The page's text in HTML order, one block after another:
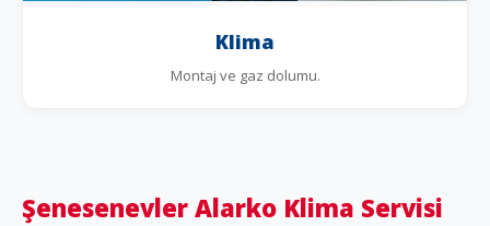
Klima
Montaj ve gaz dolumu.
Şenesenevler Alarko Klima Servisi